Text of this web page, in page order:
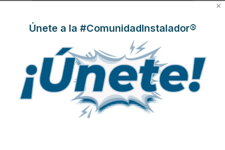
*
política de privacidad
*
No soy un robot
Enviar
×
Únete a la #ComunidadInstalador®